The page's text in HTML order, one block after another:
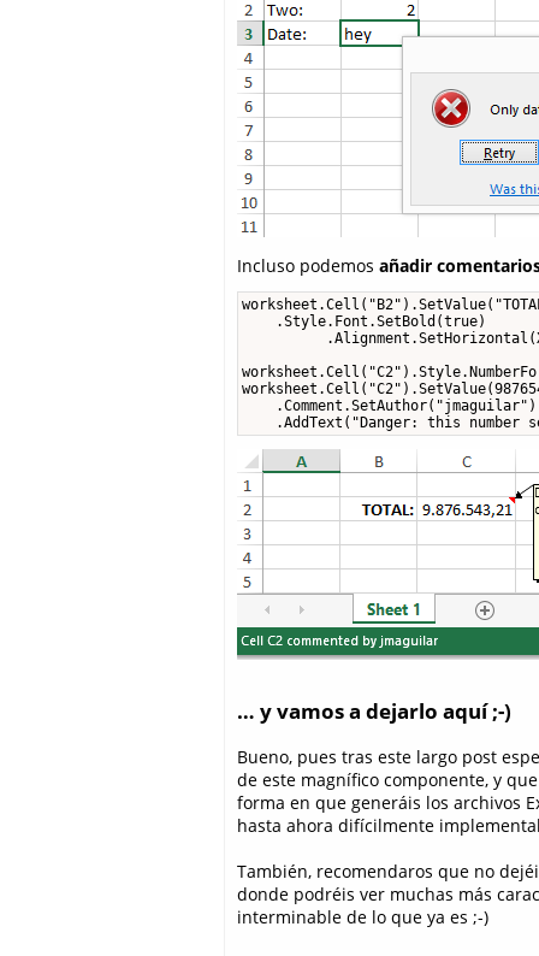
Incluso podemos añadir
    .Style.Font.SetBold(true)
    .Comment.SetAuthor("jmaguilar")
.AddText("Danger: this number
… y vamos a dejarlo aquí ;-)
Bueno, pues tras este largo post
de este magnífico componente, y
forma en que generáis los archivos
hasta ahora difícilmente
También, recomendaros que no
donde podréis ver muchas más
interminable de lo que ya es ;-)